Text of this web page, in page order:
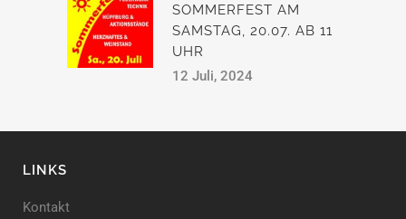
SOMMERFEST AM
SAMSTAG, 20.07. AB 11
UHR
12 Juli, 2024
LINKS
Kontakt